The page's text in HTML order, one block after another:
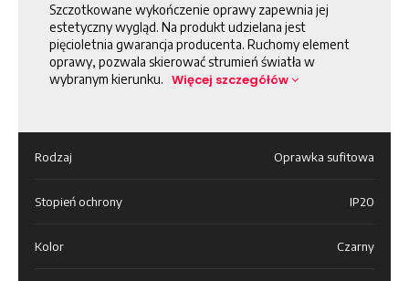
Szczotkowane wykończenie oprawy zapewnia jej
estetyczny wygląd. Na produkt udzielana jest
pięcioletnia gwarancja producenta. Ruchomy element
oprawy, pozwala skierować strumień światła w
wybranym kierunku. Więcej szczegółów
Rodzaj Oprawka sufitowa
Stopień ochrony IP20
Kolor Czarny